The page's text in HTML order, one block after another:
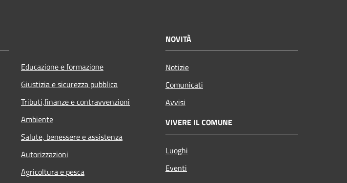
Educazione e formazione
Giustizia e sicurezza pubblica
Tributi,finanze e contravvenzioni
Ambiente
Salute, benessere e assistenza
Autorizzazioni
Agricoltura e pesca
NOVITÀ
Notizie
Comunicati
Avvisi
VIVERE IL COMUNE
Luoghi
Eventi